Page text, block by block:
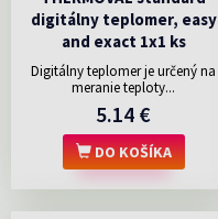
digitálny teplomer, easy
and exact 1x1 ks
Digitálny teplomer je určený na
meranie teploty...
5.14 €
DO KOŠÍKA